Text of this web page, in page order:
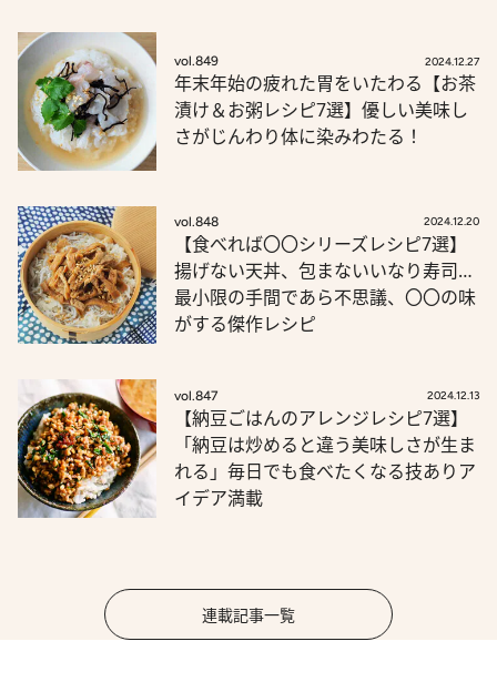
vol.849 2024.12.27
年末年始の疲れた胃をいたわる【お茶
漬け＆お粥レシピ7選】優しい美味し
さがじんわり体に染みわたる！
vol.848 2024.12.20
【食べれば〇〇シリーズレシピ7選】
揚げない天丼、包まないいなり寿司…
最小限の手間であら不思議、〇〇の味
がする傑作レシピ
vol.847 2024.12.13
【納豆ごはんのアレンジレシピ7選】
「納豆は炒めると違う美味しさが生ま
れる」毎日でも食べたくなる技ありア
イデア満載
連載記事一覧